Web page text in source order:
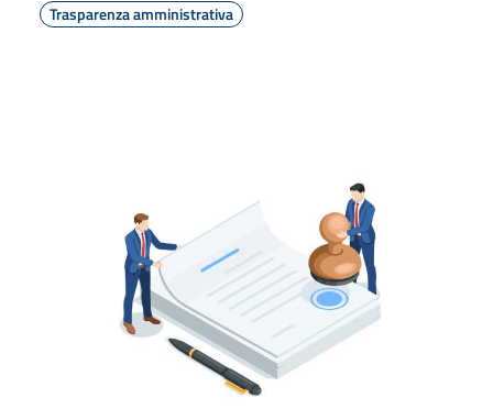
Trasparenza amministrativa